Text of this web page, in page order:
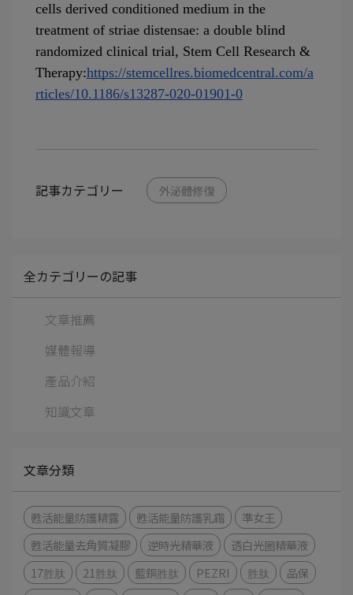
cells derived conditioned medium in the
treatment of striae distensae: a double blind
randomized clinical trial, Stem Cell Research &
Therapy:https://stemcellres.biomedcentral.com/a
rticles/10.1186/s13287-020-01901-0
記事カテゴリー 外泌體修復
全カテゴリーの記事
文章推薦
媒體報導
產品介紹
知識文章
文章分類
甦活能量防護精露 甦活能量防護乳霜
準女王
甦活能量去角質凝膠
逆時光精華液
透白光圈精華液
17胜肽
21胜肽 藍銅胜肽 PEZRI 胜肽
品保